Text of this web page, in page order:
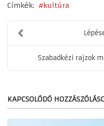
Címkék: kultúra
Szabadkézi rajzok
KAPCSOLÓDÓ